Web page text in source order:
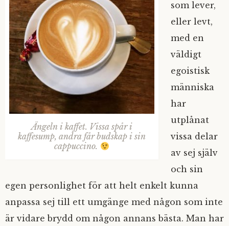
Ängeln i kaffet. Vissa spår i
kaffesump, andra får budskap i sin
cappuccino.
som lever,
eller levt,
med en
väldigt
egoistisk
människa
har
utplånat
vissa delar
av sej själv
och sin
egen personlighet för att helt enkelt kunna
anpassa sej till ett umgänge med någon som inte
är vidare brydd om någon annans bästa. Man har